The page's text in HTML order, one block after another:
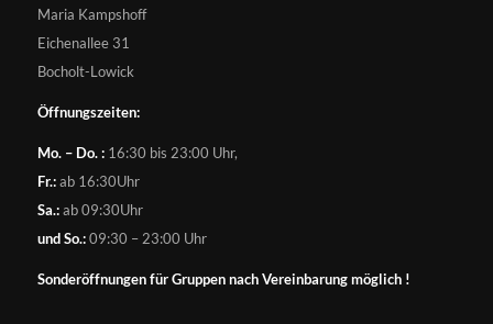
Maria Kampshoff
Eichenallee 31
Bocholt-Lowick
Öffnungszeiten:
Mo. – Do. :16:30 bis 23:00 Uhr,
Fr.:ab 16:30Uhr
Sa.:ab 09:30Uhr
und So.:09:30 – 23:00 Uhr
Sonderöffnungen für Gruppen nach Vereinbarung möglich !